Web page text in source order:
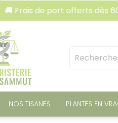
port offerts dès 60€
Mots
clés
NOS TISANES PLANTES EN
des cookies